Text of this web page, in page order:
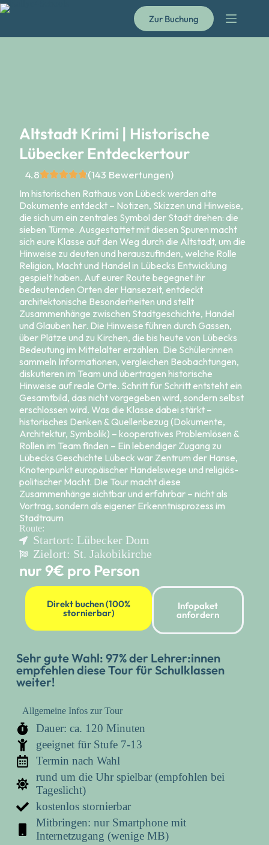
Zur Buchung
Altstadt Krimi | Historische
Lübecker Entdeckertour
4.8 (143 Bewertungen)
Im historischen Rathaus von Lübeck werden alte
Dokumente entdeckt – Notizen, Skizzen und Hinweise,
die sich um ein zentrales Symbol der Stadt drehen: die
sieben Türme. Ausgestattet mit diesen Spuren macht
sich eure Klasse auf den Weg durch die Altstadt, um die
Hinweise zu deuten und herauszufinden, welche Rolle
Religion, Macht und Handel in Lübecks Entwicklung
gespielt haben. Auf eurer Route begegnet ihr
bedeutenden Orten der Hansezeit, entdeckt
architektonische Besonderheiten und stellt
Zusammenhänge zwischen Stadtgeschichte, Handel
und Glauben her. Die Hinweise führen durch Gassen,
über Plätze und zu Kirchen, die bis heute von Lübecks
Bedeutung im Mittelalter erzählen. Die Schüler:innen
sammeln Informationen, vergleichen Beobachtungen,
diskutieren im Team und übertragen historische
Hinweise auf reale Orte. Schritt für Schritt entsteht ein
Gesamtbild, das nicht vorgegeben wird, sondern selbst
erschlossen wird. Was die Klasse dabei stärkt –
historisches Denken & Quellenbezug (Dokumente,
Architektur, Symbolik) – kooperatives Problemlösen &
Rollen im Team finden – Ein lebendiger Zugang zu
Lübecks Geschichte Lübeck war Zentrum der Hanse,
Knotenpunkt europäischer Handelswege und religiös-
politischer Macht. Die Tour macht diese
Zusammenhänge sichtbar und erfahrbar – nicht als
Vortrag, sondern als eigener Erkenntnisprozess im
Stadtraum
Route:
Startort: Lübecker Dom
Zielort: St. Jakobikirche
nur 9€ pro Person
Direkt buchen (100%
stornierbar)
Infopaket
anfordern
Sehr gute Wahl​​: 97% der Lehrer:innen
empfehlen diese Tour für Schulklassen
weiter!
Allgemeine Infos zur Tour
Dauer: ca. 120 Minuten
geeignet für Stufe 7-13
Termin nach Wahl
rund um die Uhr spielbar (empfohlen bei
Tageslicht)
kostenlos stornierbar
Mitbringen: nur Smartphone mit
Internetzugang (wenige MB)